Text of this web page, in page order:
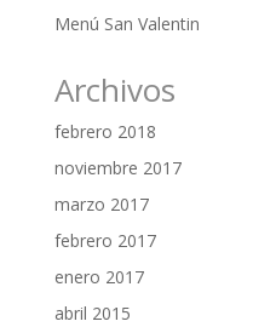
Menú San Valentin
Archivos
febrero 2018
noviembre 2017
marzo 2017
febrero 2017
enero 2017
abril 2015